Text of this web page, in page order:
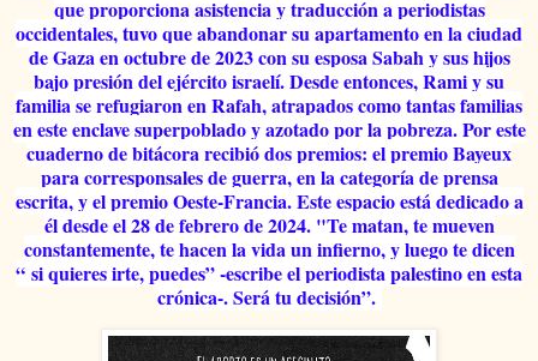
que proporciona asistencia y traducción a periodistas
occidentales, tuvo que abandonar su apartamento en la ciudad
de Gaza en octubre de 2023 con su esposa Sabah y sus hijos
bajo presión del ejército israelí. Desde entonces, Rami y su
familia se refugiaron en Rafah, atrapados como tantas familias
en este enclave superpoblado y azotado por la pobreza. Por este
cuaderno de bitácora recibió dos premios: el premio Bayeux
para corresponsales de guerra, en la categoría de prensa
escrita, y el premio Oeste-Francia. Este espacio está dedicado a
él desde el 28 de febrero de 2024. "Te matan, te mueven
constantemente, te hacen la vida un infierno, y luego te dicen
“ si quieres irte, puedes” -escribe el periodista palestino en esta
crónica-. Será tu decisión”.